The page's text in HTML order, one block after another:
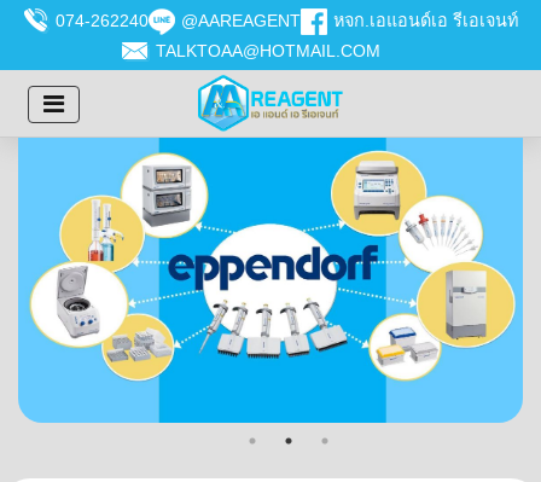
074-262240 @AAREAGENT
หจก.เอแอนด์เอ รีเอเจนท์
TALKTOAA@HOTMAIL.COM